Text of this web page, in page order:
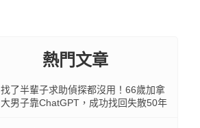
熱門文章
找了半輩子求助偵探都沒用！66歲加拿
大男子靠ChatGPT，成功找回失散50年